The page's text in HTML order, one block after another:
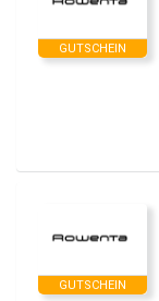
GUTSCHEIN
GUTSCHEIN